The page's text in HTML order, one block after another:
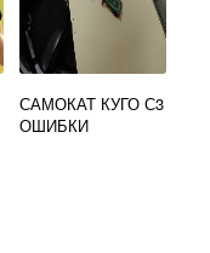
САМОКАТ КУГО С3
ОШИБКИ